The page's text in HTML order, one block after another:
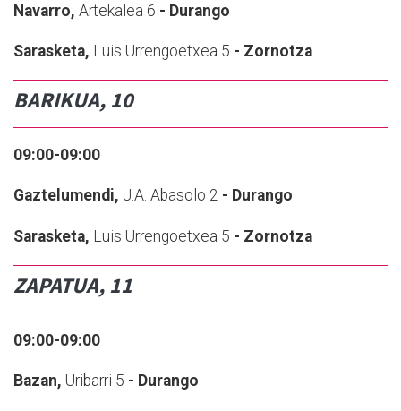
Navarro, Artekalea 6 - Durango
Sarasketa, Luis Urrengoetxea 5 - Zornotza
BARIKUA, 10
09:00-09:00
Gaztelumendi, J.A. Abasolo 2 - Durango
Sarasketa, Luis Urrengoetxea 5 - Zornotza
ZAPATUA, 11
09:00-09:00
Bazan, Uribarri 5 - Durango